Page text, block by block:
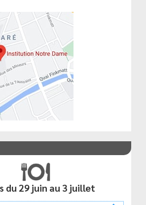
du 29 juin au 3 juillet